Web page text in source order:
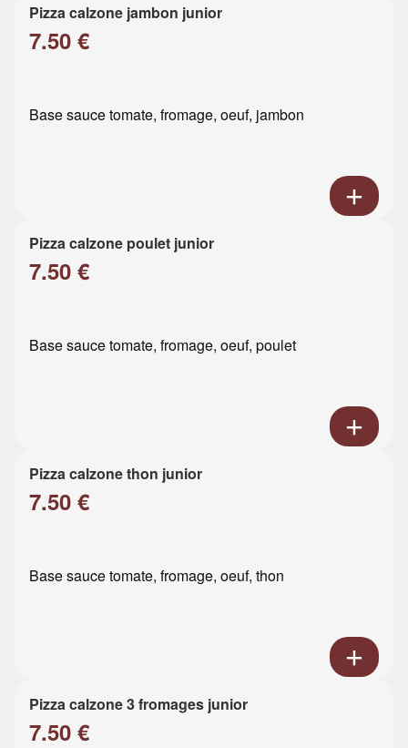
Pizza calzone jambon junior
7.50 €
Base sauce tomate, fromage, oeuf, jambon
Pizza calzone poulet junior
7.50 €
Base sauce tomate, fromage, oeuf, poulet
Pizza calzone thon junior
7.50 €
Base sauce tomate, fromage, oeuf, thon
Pizza calzone 3 fromages junior
7.50 €